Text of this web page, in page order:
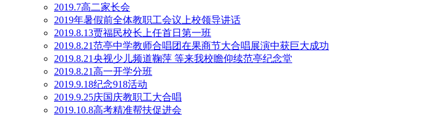
2019.7高二家长会
2019年暑假前全体教职工会议上校领导讲话
2019.8.13贾福民校长上任首日第一班
2019.8.21范亭中学教师合唱团在果商节大合唱展演中获巨大成功
2019.8.21央视少儿频道鞠萍 等来我校瞻仰续范亭纪念堂
2019.8.21高一开学分班
2019.9.18纪念918活动
2019.9.25庆国庆教职工大合唱
2019.10.8高考精准帮扶促进会